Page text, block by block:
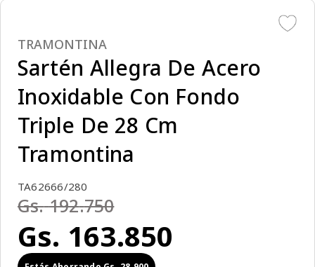
TRAMONTINA
Sartén Allegra De Acero
Inoxidable Con Fondo
Triple De 28 Cm
Tramontina
TA62666/280
Gs. 192.750
Gs. 163.850